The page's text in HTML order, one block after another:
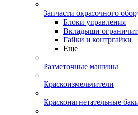
Запчасти окрасочного
Блоки управления
Вкладыши
Гайки и контргайки
Еще
Разметочные машины
Краскоизмельчители
Красконагнетательные баки